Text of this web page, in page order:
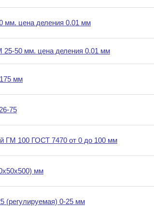
мм. цена деления 0.01 мм
50 мм. цена деления 0.01 мм
мм
75
ГМ 100 ГОСТ 7470 от 0 до 100 мм
мм
(регулируемая) 0-25 мм